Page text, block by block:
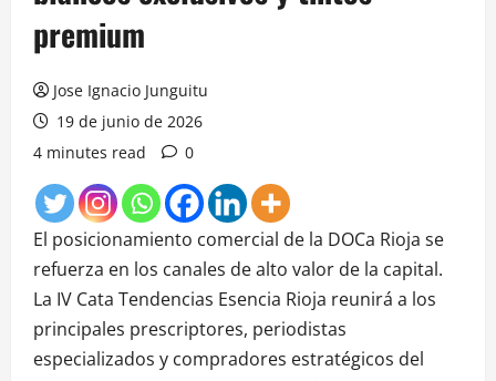
premium
Jose Ignacio Junguitu
19 de junio de 2026
4 minutes read
0
El posicionamiento comercial de la DOCa Rioja se
refuerza en los canales de alto valor de la capital.
La IV Cata Tendencias Esencia Rioja reunirá a los
principales prescriptores, periodistas
especializados y compradores estratégicos del